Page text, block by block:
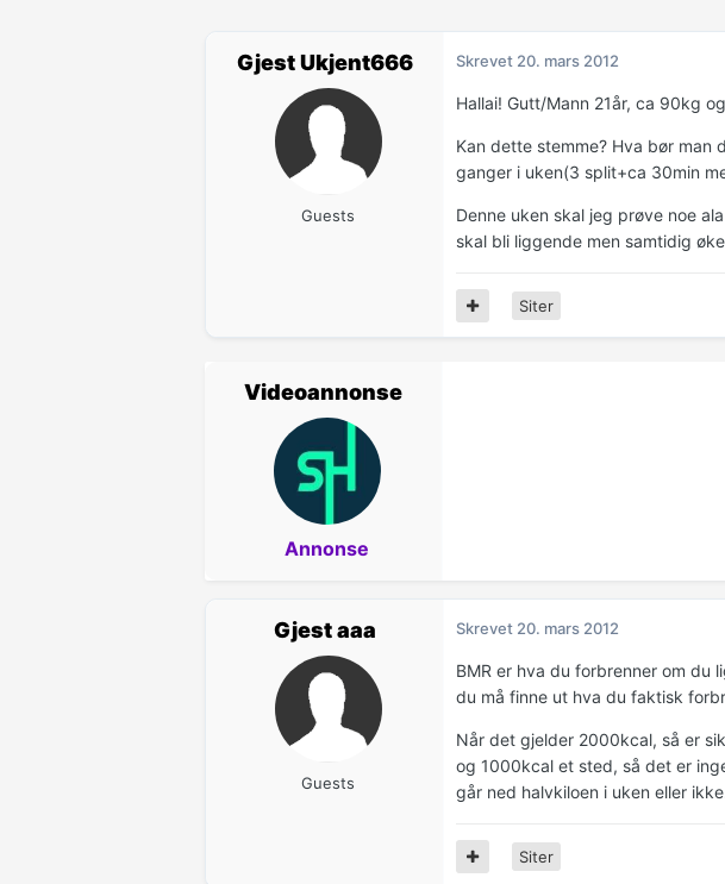
Gjest Ukjent666
Guests
Skrevet 20. mars 2012
Hallai! Gutt/Mann 21år, ca 90kg
Kan dette stemme? Hva bør
ganger i uken(3 split+ca 30min
Denne uken skal jeg prøve noe
skal bli liggende men samtidig
Siter
Videoannonse
Annonse
Gjest aaa
Guests
Skrevet 20. mars 2012
BMR er hva du forbrenner om du
du må finne ut hva du faktisk
Når det gjelder 2000kcal, så er
og 1000kcal et sted, så det er
går ned halvkiloen i uken eller
Siter